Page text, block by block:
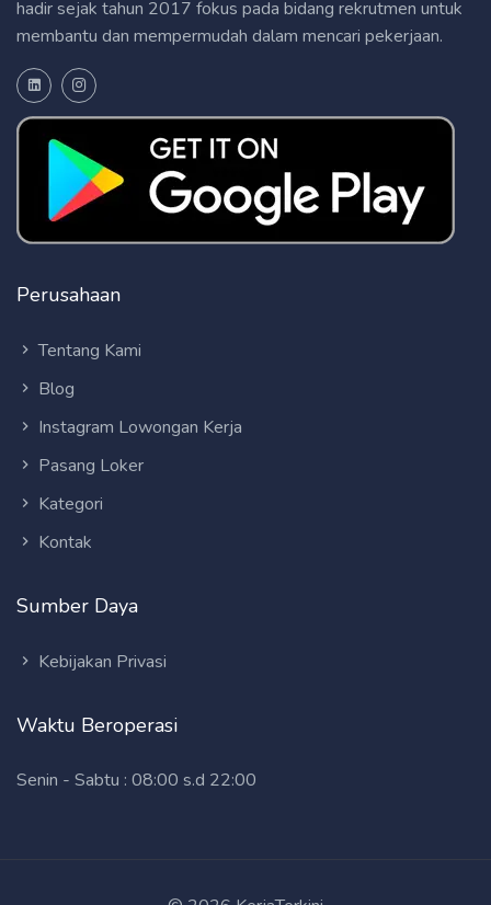
hadir sejak tahun 2017 fokus pada bidang rekrutmen untuk
membantu dan mempermudah dalam mencari pekerjaan.
Perusahaan
Tentang Kami
Blog
Instagram Lowongan Kerja
Pasang Loker
Kategori
Kontak
Sumber Daya
Kebijakan Privasi
Waktu Beroperasi
Senin - Sabtu : 08:00 s.d 22:00